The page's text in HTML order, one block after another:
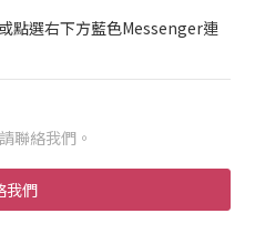
點選右下方藍色Messenger連
聯絡我們。
我們